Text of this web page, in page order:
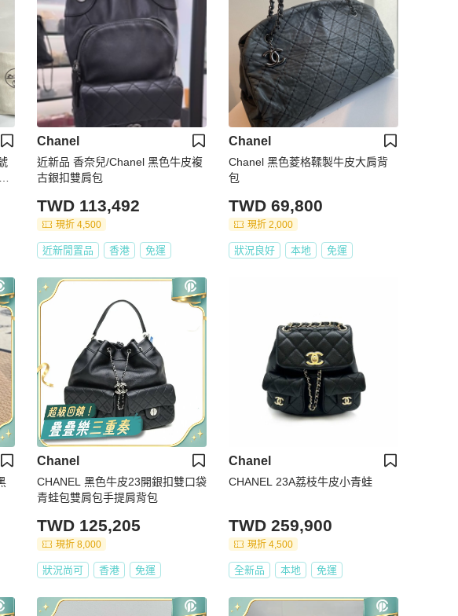
Chanel
近新品 香奈兒/Chanel 黑色牛皮複
古銀扣雙肩包
TWD 113,492
現折 4,500
近新閒置品 香港 免運
Chanel
Chanel 黑色菱格鞣製牛皮大肩背
包
TWD 69,800
現折 2,000
狀況良好 本地 免運
Chanel
CHANEL 黑色牛皮23開銀扣雙口袋
青蛙包雙肩包手提肩背包
TWD 125,205
現折 8,000
狀況尚可 香港 免運
Chanel
CHANEL 23A荔枝牛皮小青蛙
TWD 259,900
現折 4,500
全新品 本地 免運